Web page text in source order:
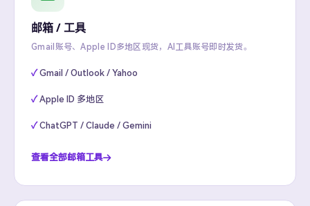
邮箱 / 工具
Gmail账号、Apple ID多地区现货，AI工具账号即时发货。
Gmail / Outlook / Yahoo
Apple ID 多地区
ChatGPT / Claude / Gemini
查看全部邮箱工具